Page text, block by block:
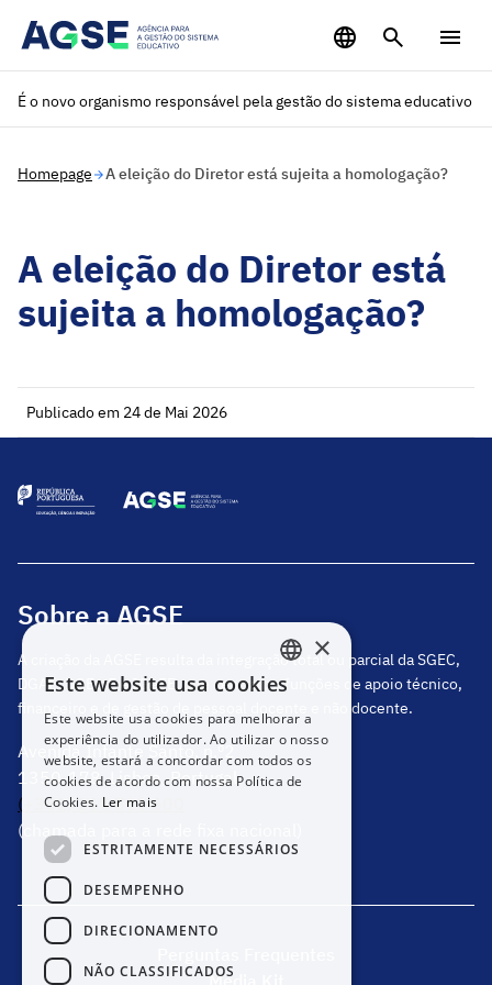
É o novo organismo responsável pela gestão do sistema educativo
Homepage A eleição do Diretor está sujeita a homologação?
A eleição do Diretor está
sujeita a homologação?
Publicado em 24 de Mai 2026
Sobre a AGSE
A criação da AGSE resulta da integração total ou parcial da SGEC,
DGAE, DGEstE e IGeFE, que centraliza funções de apoio técnico,
financeiro e de gestão de pessoal docente e não docente.
Avenida Infante Santo, n.º2
1350-178, Lisboa, Portugal
(+351) 217 811 600
(chamada para a rede fixa nacional)
Media Kit
PORTUGUESE
ENGLISH
×
Este website usa cookies
Este website usa cookies para melhorar a
experiência do utilizador. Ao utilizar o nosso
website, estará a concordar com todos os
cookies de acordo com nossa Política de
Cookies. Ler mais
ESTRITAMENTE NECESSÁRIOS
DESEMPENHO
DIRECIONAMENTO
NÃO CLASSIFICADOS